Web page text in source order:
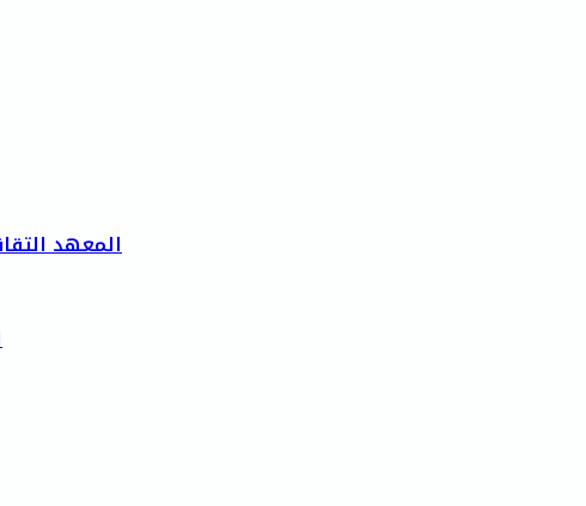
المعهد